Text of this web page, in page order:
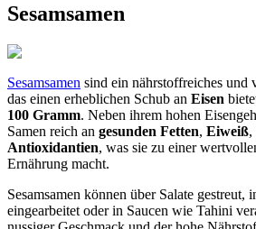
Sesamsamen
Sesamsamen sind ein nährstoffreiches und
das einen erheblichen Schub an Eisen
100 Gramm. Neben ihrem hohen
Samen reich an gesunden Fetten, Eiweiß,
Antioxidantien, was sie zu einer
Ernährung macht.
Sesamsamen können über Salate gestreut,
eingearbeitet oder in Saucen wie Tahini